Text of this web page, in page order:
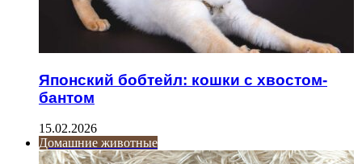
Японский бобтейл: кошки с хвостом-
бантом
15.02.2026
Домашние животные